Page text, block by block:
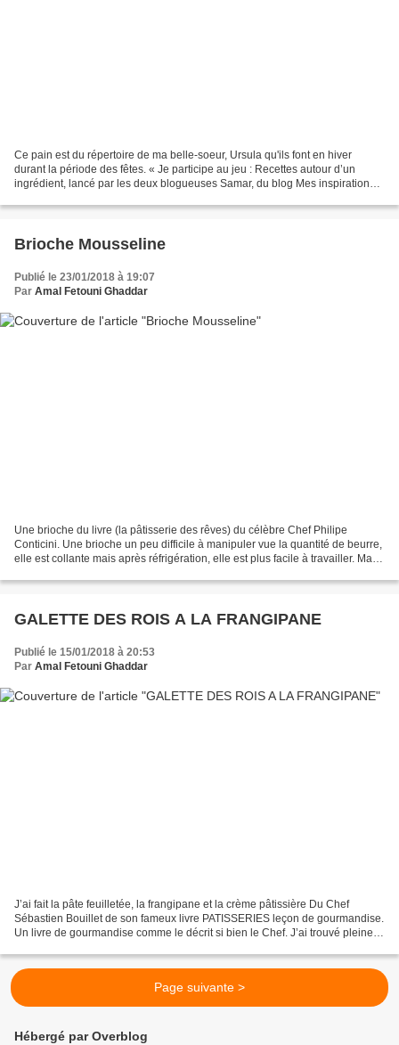
Ce pain est du répertoire de ma belle-soeur, Ursula qu'ils font en hiver
durant la période des fêtes. « Je participe au jeu : Recettes autour d’un
ingrédient, lancé par les deux blogueuses Samar, du blog Mes inspirations
Brioche Mousseline
Publié le 23/01/2018 à 19:07
Par Amal Fetouni Ghaddar
Une brioche du livre (la pâtisserie des rêves) du célèbre Chef Philipe
Conticini. Une brioche un peu difficile à manipuler vue la quantité de beurre,
elle est collante mais après réfrigération, elle est plus facile à travailler. Mais
GALETTE DES ROIS A LA FRANGIPANE
Publié le 15/01/2018 à 20:53
Par Amal Fetouni Ghaddar
J’ai fait la pâte feuilletée, la frangipane et la crème pâtissière Du Chef
Sébastien Bouillet de son fameux livre PATISSERIES leçon de gourmandise.
Un livre de gourmandise comme le décrit si bien le Chef. J’ai trouvé pleines
Page suivante >
Hébergé par Overblog